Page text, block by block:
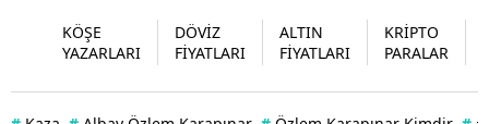
Bartın
KÖŞE
YAZARLARI
DÖVİZ
FİYATLARI
ALTIN
FİYATLARI
KRİPTO
PARALAR